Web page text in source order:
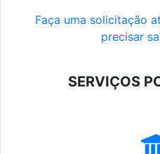
Faça uma solicitação
precisar
SERVIÇOS